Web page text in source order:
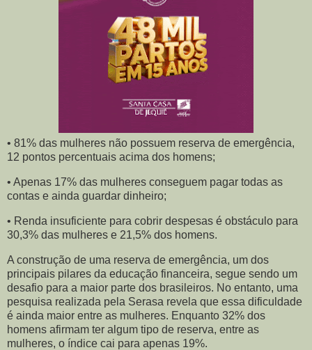
• 81% das mulheres não possuem reserva de emergência,
12 pontos percentuais acima dos homens;
• Apenas 17% das mulheres conseguem pagar todas as
contas e ainda guardar dinheiro;
• Renda insuficiente para cobrir despesas é obstáculo para
30,3% das mulheres e 21,5% dos homens.
A construção de uma reserva de emergência, um dos
principais pilares da educação financeira, segue sendo um
desafio para a maior parte dos brasileiros. No entanto, uma
pesquisa realizada pela Serasa revela que essa dificuldade
é ainda maior entre as mulheres. Enquanto 32% dos
homens afirmam ter algum tipo de reserva, entre as
mulheres, o índice cai para apenas 19%.